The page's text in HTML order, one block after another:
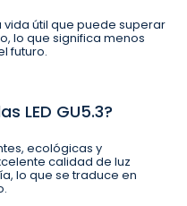
vida útil que puede superar
lo que significa menos
futuro.
LED GU5.3?
ecológicas y
calidad de luz
lo que se traduce en